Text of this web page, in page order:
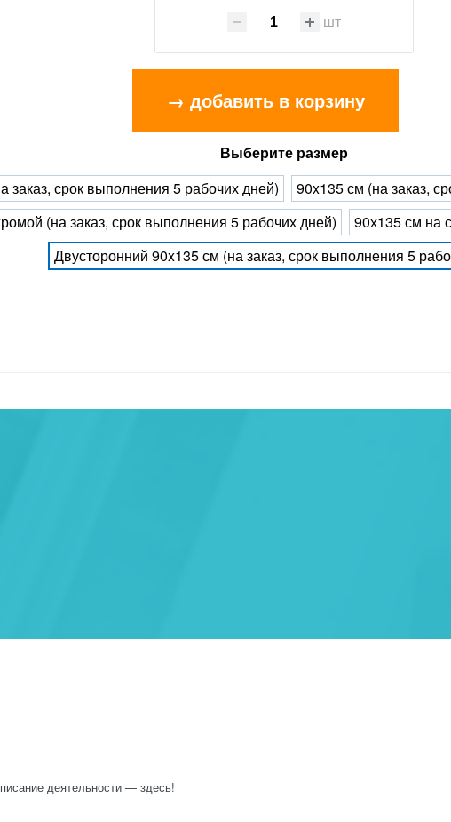
шт
→ добавить в корзину
Выберите размер
заказ, срок выполнения 5 рабочих дней)
90x135 см (на заказ,
(на заказ, срок выполнения 5 рабочих дней)
90х135 см на
Двусторонний 90x135 см (на заказ, срок выполнения 5
деятельности — здесь!